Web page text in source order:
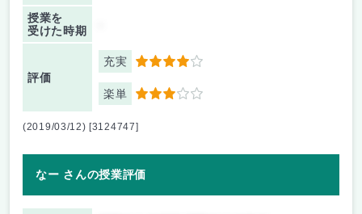
授業を
受けた時期
評価
充実 4
楽単 3
(2019/03/12) [3124747]
なー さんの授業評価